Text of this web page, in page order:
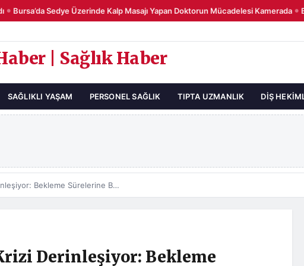
Bursa’da Sedye Üzerinde Kalp Masajı Yapan Doktorun Mücadelesi Kamerada ●
| Sağlık Haber
SAĞLIKLI YAŞAM PERSONEL SAĞLIK TIPTA UZMANLIK DIŞ
İngiltere’de Acil Servis Krizi Derinleşiyor: Bekleme Sürelerine Bağlı Ölümler 10 Yılda 10 Kata Çıktı
Derinleşiyor: Bekleme